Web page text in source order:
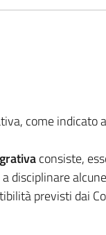
come indicato
consiste,
disciplinare
previsti dai